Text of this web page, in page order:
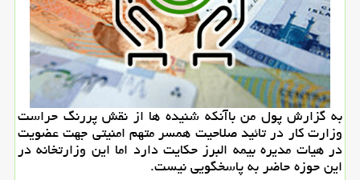
به گزارش پول من باآنكه شنیده ها از نقش پررنگ حراست
وزارت كار در تائید صلاحیت همسر متهم امنیتی جهت عضویت
در هیات مدیره بیمه البرز حكایت دارد اما این وزارتخانه در
این حوزه حاضر به پاسخگویی نیست.